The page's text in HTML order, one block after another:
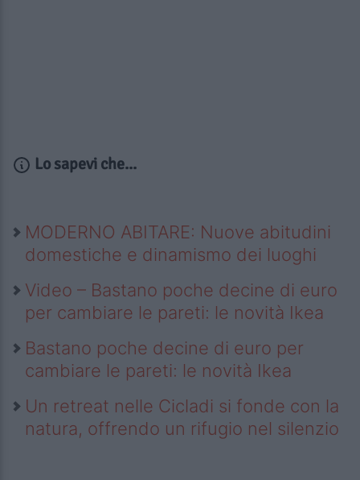
Lo sapevi che...
MODERNO ABITARE: Nuove abitudini
domestiche e dinamismo dei luoghi
Video – Bastano poche decine di euro
per cambiare le pareti: le novità Ikea
Bastano poche decine di euro per
cambiare le pareti: le novità Ikea
Un retreat nelle Cicladi si fonde con la
natura, offrendo un rifugio nel silenzio